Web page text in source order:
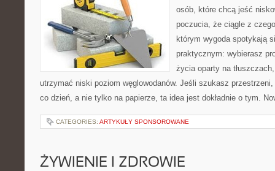
osób, które chcą jeść
poczucia, że ciągle z
którym wygoda spotykają
praktycznym: wybierasz
życia oparty na
utrzymać niski poziom węglowodanów. Jeśli szukasz
co dzień, a nie tylko na papierze, ta idea jest dokładnie o tym.
CATEGORIES: ARTYKUŁY SPONSOROWANE
ŻYWIENIE I ZDROWIE